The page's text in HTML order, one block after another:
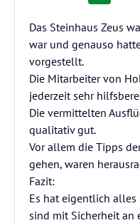
Das Steinhaus Zeus
war und genauso
vorgestellt.
Die Mitarbeiter von
jederzeit sehr
Die vermittelten
qualitativ gut.
Vor allem die Tipps
gehen, waren
Fazit:
Es hat eigentlich
sind mit Sicherheit an